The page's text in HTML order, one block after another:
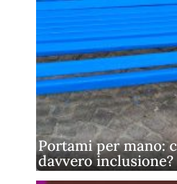
Portami per mano:
davvero inclusione?